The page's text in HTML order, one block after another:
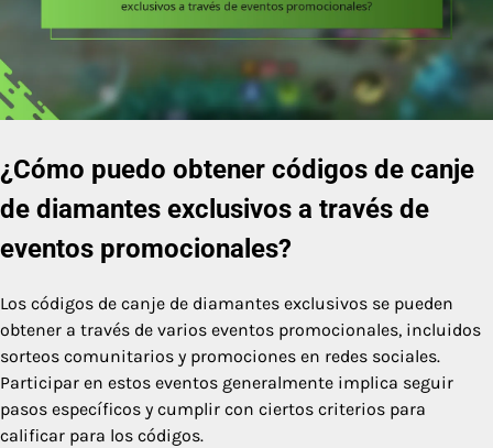
¿Cómo puedo obtener códigos de canje
de diamantes exclusivos a través de
eventos promocionales?
Los códigos de canje de diamantes exclusivos se pueden
obtener a través de varios eventos promocionales, incluidos
sorteos comunitarios y promociones en redes sociales.
Participar en estos eventos generalmente implica seguir
pasos específicos y cumplir con ciertos criterios para
calificar para los códigos.